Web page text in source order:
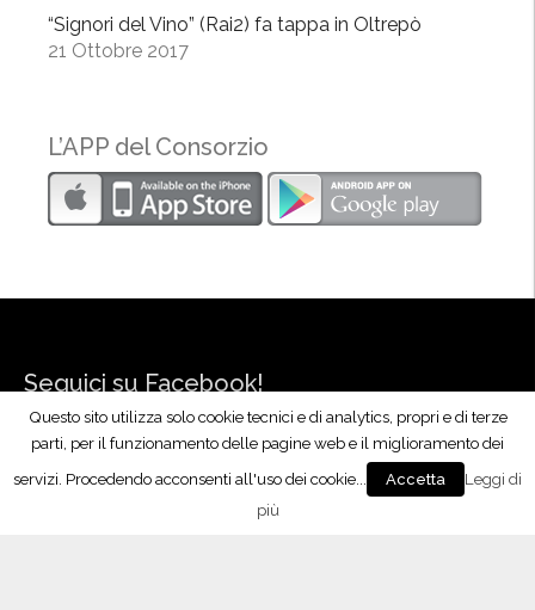
“Signori del Vino” (Rai2) fa tappa in Oltrepò
21 Ottobre 2017
L’APP del Consorzio
Seguici su Facebook!
Questo sito utilizza solo cookie tecnici e di analytics, propri e di terze
parti, per il funzionamento delle pagine web e il miglioramento dei
servizi. Procedendo acconsenti all'uso dei cookie...
Accetta
Leggi di
più